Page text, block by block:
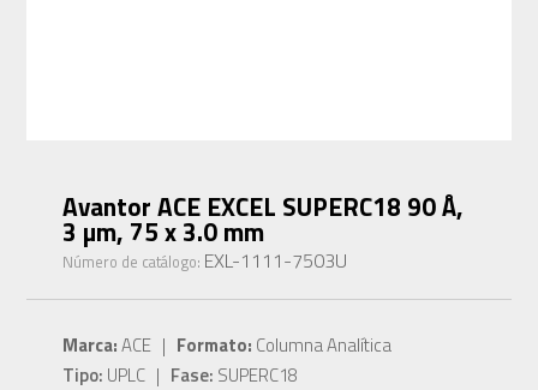
Avantor ACE EXCEL SUPERC18 90 Å,
3 µm, 75 x 3.0 mm
Número de catálogo: EXL-1111-7503U
Marca:ACE | Formato: Columna Analítica
Tipo: UPLC | Fase: SUPERC18